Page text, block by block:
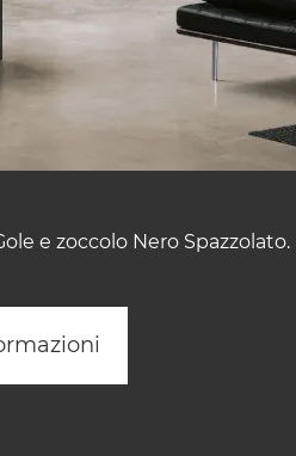
e zoccolo Nero Spazzolato.